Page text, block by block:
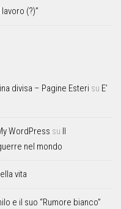
(?)”
divisa – Pagine Esteri su E’
WordPress su Il
nel mondo
vita
e il suo “Rumore bianco”